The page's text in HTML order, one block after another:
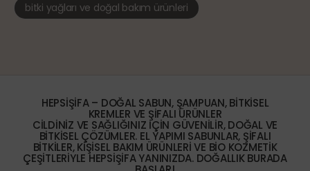
bitki yağları ve doğal bakım ürünleri
HEPSIŞIFA – DOĞAL SABUN, ŞAMPUAN, BITKISEL
KREMLER VE ŞIFALI ÜRÜNLER
CILDINIZ VE SAĞLIĞINIZ IÇIN GÜVENILIR, DOĞAL VE
BITKISEL ÇÖZÜMLER. EL YAPIMI SABUNLAR, ŞIFALI
BITKILER, KIŞISEL BAKIM ÜRÜNLERI VE BIO KOZMETIK
ÇEŞITLERIYLE HEPSIŞIFA YANINIZDA. DOĞALLIK BURADA